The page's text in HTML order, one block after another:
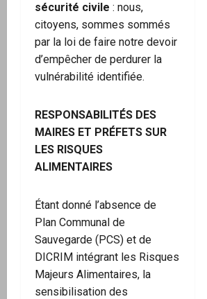
sécurité civile : nous,
citoyens, sommes sommés
par la loi de faire notre devoir
d’empêcher de perdurer la
vulnérabilité identifiée.
RESPONSABILITÉS DES
MAIRES ET PRÉFETS SUR
LES RISQUES
ALIMENTAIRES
Étant donné l’absence de
Plan Communal de
Sauvegarde (PCS) et de
DICRIM intégrant les Risques
Majeurs Alimentaires, la
sensibilisation des